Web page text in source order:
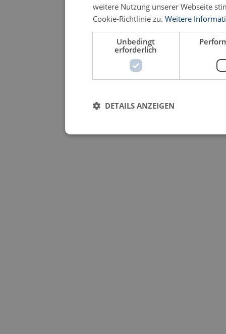
weitere Nutzung unserer Webseite
Cookie-Richtlinie zu. Weitere
Unbedingt
erforderlich
DETAILS ANZEIGEN